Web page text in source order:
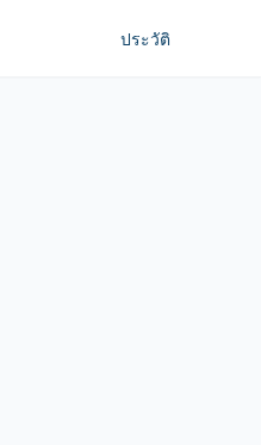
ประวัติ